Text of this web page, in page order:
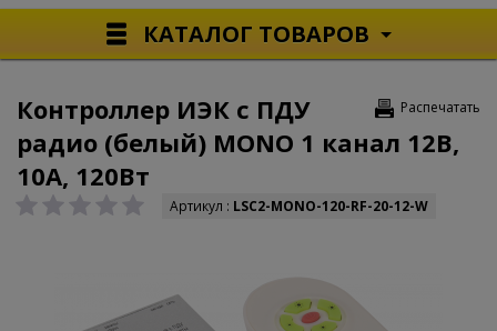
КАТАЛОГ ТОВАРОВ
Распечатать
Контроллер ИЭК с ПДУ
радио (белый) MONO 1 канал 12В,
10А, 120Вт
Артикул : LSC2-MONO-120-RF-20-12-W